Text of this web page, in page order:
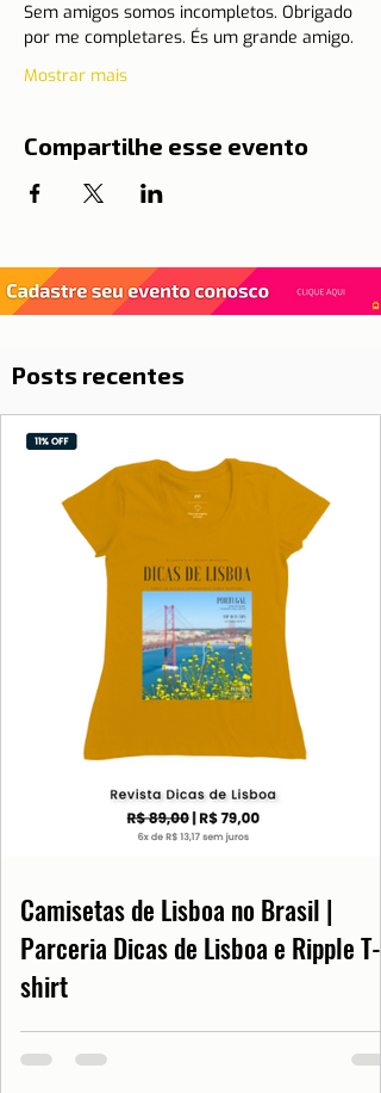
Sem amigos somos incompletos. Obrigado
por me completares. És um grande amigo.
Mostrar mais
Compartilhe esse evento
Posts recentes
Camisetas de Lisboa no Brasil |
Parceria Dicas de Lisboa e Ripple T-
shirt